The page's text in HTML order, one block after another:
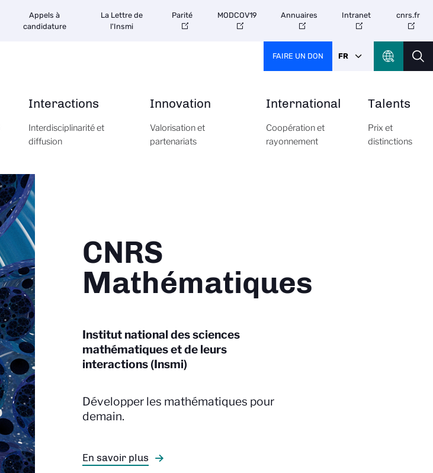
Interactions
Interdisciplinarité et
diffusion
Innovation
Valorisation et
partenariats
International
Coopération et
rayonnement
Talents
Prix et
distinctions
Appels à
candidature
La Lettre de
l'Insmi
Parité MODCOV19 Annuaires Intranet cnrs.fr
FAIRE UN DON FR
CNRS
Mathématiques
Institut national des sciences
mathématiques et de leurs
interactions (Insmi)
Développer les mathématiques pour
demain.
En savoir plus